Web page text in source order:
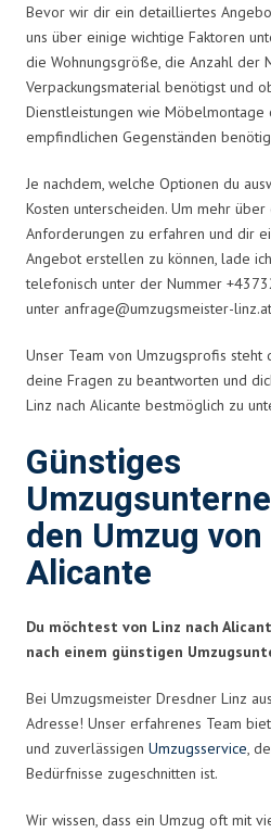
Bevor wir dir ein detailliertes
uns über einige wichtige Faktoren
die Wohnungsgröße, die Anzahl der
Verpackungsmaterial benötigst und
Dienstleistungen wie
empfindlichen Gegenständen
Je nachdem, welche Optionen du
Kosten unterscheiden. Um mehr
Anforderungen zu erfahren und dir
Angebot erstellen zu können, lade
telefonisch unter der Nummer
unter anfrage@umzugsmeister-linz.at
Unser Team von Umzugsprofis steht
deine Fragen zu beantworten und
Linz nach Alicante bestmöglich zu
Günstiges
den Umzug
Alicante
Du möchtest von Linz nach
nach einem günstigen
Bei Umzugsmeister Dresdner Linz
Adresse! Unser erfahrenes Team
und zuverlässigen Umzugsservice,
Bedürfnisse zugeschnitten ist.
Wir wissen, dass ein Umzug oft mit